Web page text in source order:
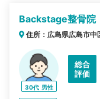
Backstage整骨院
住所：広島県広島市
30代 男性
総合
評価